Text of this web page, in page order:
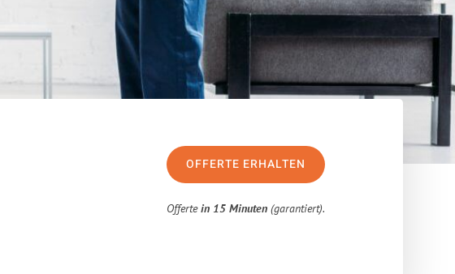
OFFERTE ERHALTEN
Offertein 15 Minuten (garantiert).